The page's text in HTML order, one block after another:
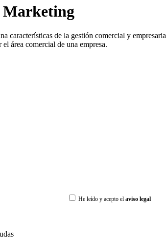
Marketing
de la gestión comercial y
área comercial de una empresa.
He leído y acepto el aviso legal